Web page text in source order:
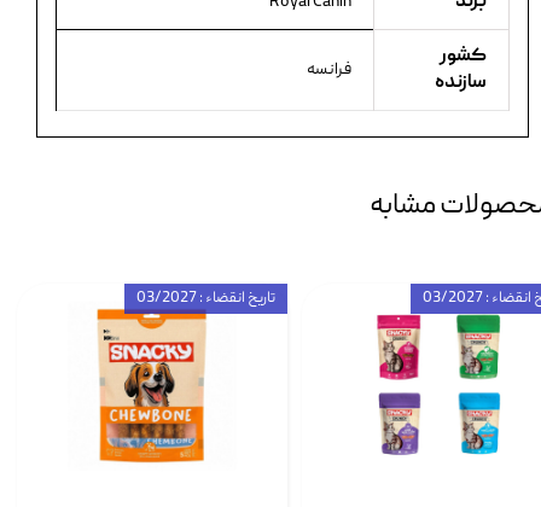
کشور
سازنده
فرانسه
مشابه
تاریخ انقضاء : 03/2027 : 03/2027